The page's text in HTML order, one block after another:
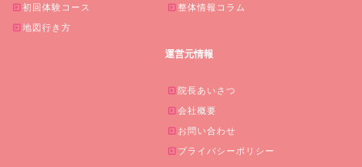
初回体験コース
地図行き方
整体情報コラム
運営元情報
院長あいさつ
会社概要
お問い合わせ
プライバシーポリシー